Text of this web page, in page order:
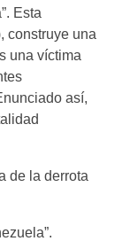
Esta
construye una
una víctima
así,
de la derrota